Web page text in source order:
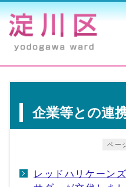
企業等との連
ペー
レッドハリケーン